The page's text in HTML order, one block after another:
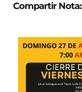
Compartir Nota: